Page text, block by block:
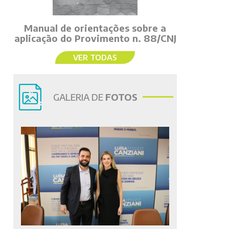
Manual de orientações sobre a
aplicação do Provimento n. 88/CNJ
VER TODAS
GALERIA DE FOTOS